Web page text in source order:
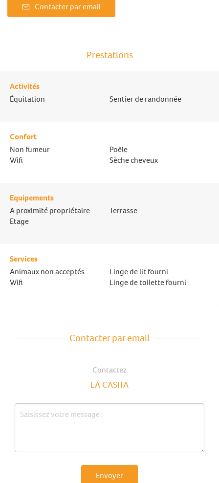
Contacter par email
Prestations
Activités
Équitation
Sentier de randonnée
Confort
Non fumeur
Wifi
Poêle
Sèche cheveux
Equipements
A proximité propriétaire
Etage
Terrasse
Services
Animaux non acceptés
Wifi
Linge de lit fourni
Linge de toilette fourni
Contacter par email
Contactez
LA CASITA
Envoyer